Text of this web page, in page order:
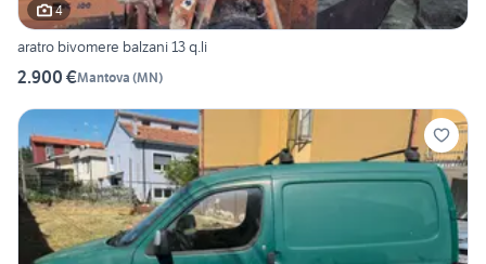
4
aratro bivomere balzani 13 q.li
2.900 €Mantova (MN)